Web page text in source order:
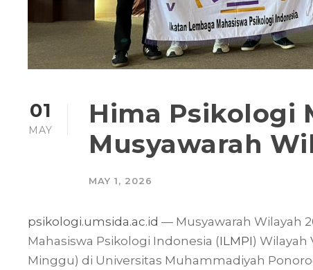
01
MAY
Hima Psikologi
Musyawarah
MAY 1, 2026
psikologi.umsida.ac.id — Musyawarah Wilayah
Mahasiswa Psikologi Indonesia (ILMPI) Wilayah
Minggu) di Universitas Muhammadiyah